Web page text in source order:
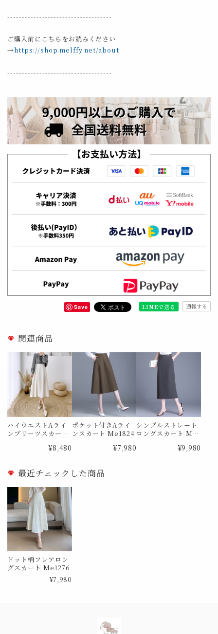
------------------------------------
ご購入前にこちらをお読みください
→https://shop.melffy.net/about
------------------------------------
Save LINEで送る 通報する
関連商品
ハイウエストAライ
ンプリーツスカート
¥8,480
ポケット付きAライ
ンスカート Me1824
¥7,980
シンプルストレート
ロングスカート Me1
¥9,980
最近チェックした商品
ドット柄フレアロン
グスカート Me1276
¥7,980